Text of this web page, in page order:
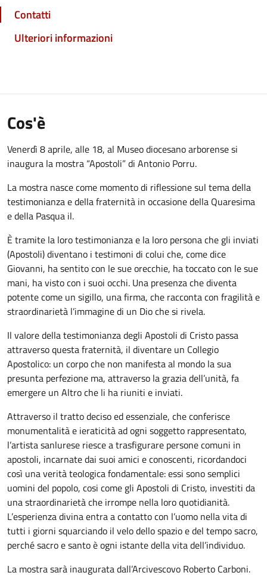
Contatti
Ulteriori informazioni
Cos'è
Venerdì 8 aprile, alle 18, al Museo diocesano arborense si
inaugura la mostra “Apostoli” di Antonio Porru.
La mostra nasce come momento di riflessione sul tema della
testimonianza e della fraternità in occasione della Quaresima
e della Pasqua il.
È tramite la loro testimonianza e la loro persona che gli inviati
(Apostoli) diventano i testimoni di colui che, come dice
Giovanni, ha sentito con le sue orecchie, ha toccato con le sue
mani, ha visto con i suoi occhi. Una presenza che diventa
potente come un sigillo, una firma, che racconta con fragilità e
straordinarietà l’immagine di un Dio che si rivela.
Il valore della testimonianza degli Apostoli di Cristo passa
attraverso questa fraternità, il diventare un Collegio
Apostolico: un corpo che non manifesta al mondo la sua
presunta perfezione ma, attraverso la grazia dell’unità, fa
emergere un Altro che li ha riuniti e inviati.
Attraverso il tratto deciso ed essenziale, che conferisce
monumentalità e ieraticità ad ogni soggetto rappresentato,
l’artista sanlurese riesce a trasfigurare persone comuni in
apostoli, incarnate dai suoi amici e conoscenti, ricordandoci
così una verità teologica fondamentale: essi sono semplici
uomini del popolo, cosi come gli Apostoli di Cristo, investiti da
una straordinarietà che irrompe nella loro quotidianità.
L’esperienza divina entra a contatto con l’uomo nella vita di
tutti i giorni squarciando il velo dello spazio e del tempo sacro,
perché sacro e santo è ogni istante della vita dell’individuo.
La mostra sarà inaugurata dall’Arcivescovo Roberto Carboni.